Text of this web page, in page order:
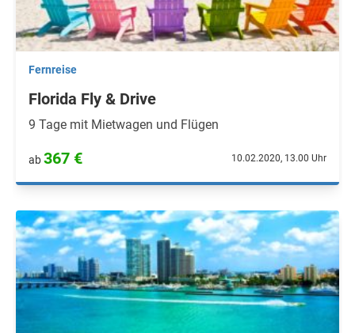
Fernreise
Florida Fly & Drive
9 Tage mit Mietwagen und Flügen
ab367 € 10.02.2020, 13.00 Uhr